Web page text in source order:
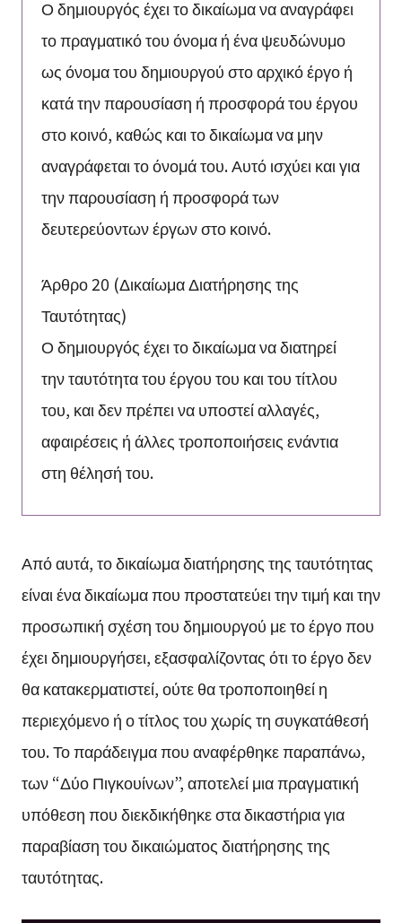
Ο δημιουργός έχει το δικαίωμα να αναγράφει
το πραγματικό του όνομα ή ένα ψευδώνυμο
ως όνομα του δημιουργού στο αρχικό έργο ή
κατά την παρουσίαση ή προσφορά του έργου
στο κοινό, καθώς και το δικαίωμα να μην
αναγράφεται το όνομά του. Αυτό ισχύει και για
την παρουσίαση ή προσφορά των
δευτερεύοντων έργων στο κοινό.
Άρθρο 20 (Δικαίωμα Διατήρησης της
Ταυτότητας)
Ο δημιουργός έχει το δικαίωμα να διατηρεί
την ταυτότητα του έργου του και του τίτλου
του, και δεν πρέπει να υποστεί αλλαγές,
αφαιρέσεις ή άλλες τροποποιήσεις ενάντια
στη θέλησή του.
Από αυτά, το δικαίωμα διατήρησης της ταυτότητας
είναι ένα δικαίωμα που προστατεύει την τιμή και την
προσωπική σχέση του δημιουργού με το έργο που
έχει δημιουργήσει, εξασφαλίζοντας ότι το έργο δεν
θα κατακερματιστεί, ούτε θα τροποποιηθεί η
περιεχόμενο ή ο τίτλος του χωρίς τη συγκατάθεσή
του. Το παράδειγμα που αναφέρθηκε παραπάνω,
των “Δύο Πιγκουίνων”, αποτελεί μια πραγματική
υπόθεση που διεκδικήθηκε στα δικαστήρια για
παραβίαση του δικαιώματος διατήρησης της
ταυτότητας.